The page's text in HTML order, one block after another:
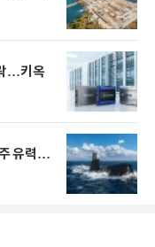
…키옥
유력…